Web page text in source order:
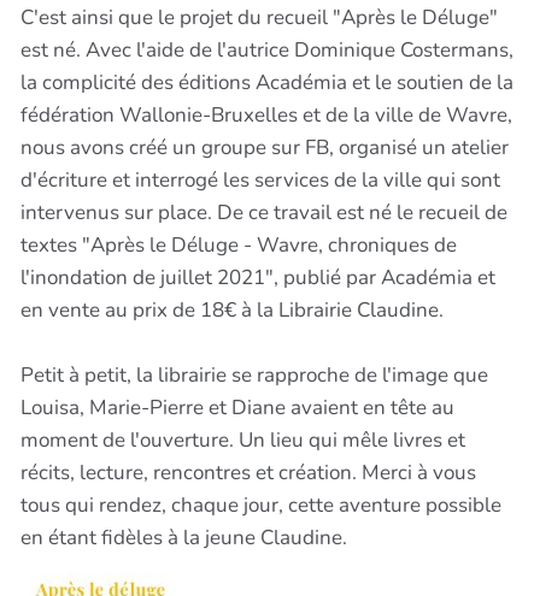
C'est ainsi que le projet du recueil "Après le Déluge"
est né. Avec l'aide de l'autrice Dominique Costermans,
la complicité des éditions Académia et le soutien de la
fédération Wallonie-Bruxelles et de la ville de Wavre,
nous avons créé un groupe sur FB, organisé un atelier
d'écriture et interrogé les services de la ville qui sont
intervenus sur place. De ce travail est né le recueil de
textes "Après le Déluge - Wavre, chroniques de
l'inondation de juillet 2021", publié par Académia et
en vente au prix de 18€ à la Librairie Claudine.
Petit à petit, la librairie se rapproche de l'image que
Louisa, Marie-Pierre et Diane avaient en tête au
moment de l'ouverture. Un lieu qui mêle livres et
récits, lecture, rencontres et création. Merci à vous
tous qui rendez, chaque jour, cette aventure possible
en étant fidèles à la jeune Claudine.